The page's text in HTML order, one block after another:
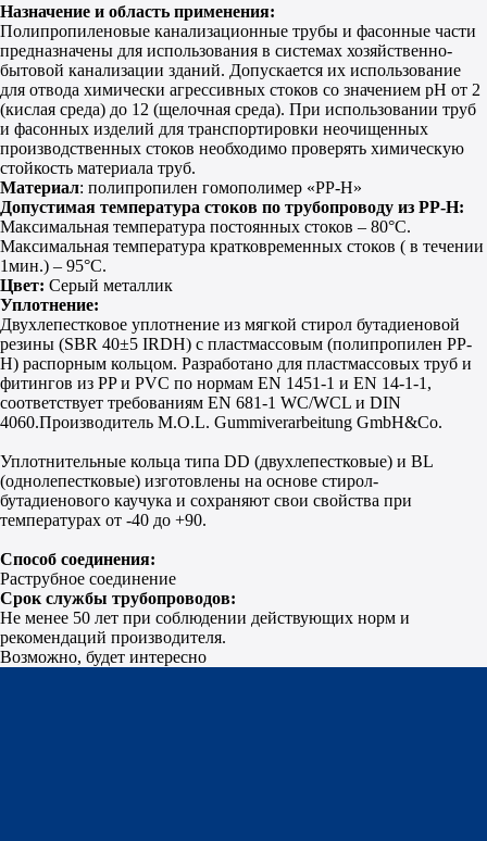
Назначение и область применения:
Полипропиленовые канализационные трубы и фасонные части
предназначены для использования в системах хозяйственно-
бытовой канализации зданий. Допускается их использование
для отвода химически агрессивных стоков со значением pH от 2
(кислая среда) до 12 (щелочная среда). При использовании труб
и фасонных изделий для транспортировки неочищенных
производственных стоков необходимо проверять химическую
стойкость материала труб.
Материал: полипропилен гомополимер «PP-H»
Допустимая температура стоков по трубопроводу из PP-H:
Максимальная температура постоянных стоков – 80°С.
Максимальная температура кратковременных стоков ( в течении
1мин.) – 95°С.
Цвет: Серый металлик
Уплотнение:
Двухлепестковое уплотнение из мягкой стирол бутадиеновой
резины (SBR 40±5 IRDH) с пластмассовым (полипропилен PP-
H) распорным кольцом. Разработано для пластмассовых труб и
фитингов из PP и PVC по нормам EN 1451-1 и EN 14-1-1,
соответствует требованиям EN 681-1 WC/WCL и DIN
4060.Производитель M.O.L. Gummiverarbeitung GmbH&Co.
Уплотнительные кольца типа DD (двухлепестковые) и BL
(однолепестковые) изготовлены на основе стирол-
бутадиенового каучука и сохраняют свои свойства при
температурах от -40 до +90.
Способ соединения:
Раструбное соединение
Срок службы трубопроводов:
Не менее 50 лет при соблюдении действующих норм и
рекомендаций производителя.
Возможно, будет интересно